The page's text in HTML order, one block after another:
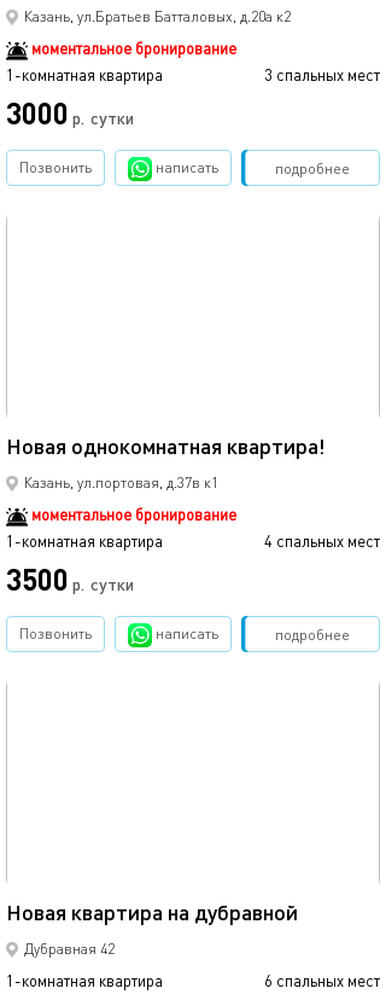
Казань, ул.Братьев Батталовых, д.20а к2
моментальное бронирование
1-комнатная квартира
3 спальных мест
3000 р. сутки
подробнее
Позвонить написать Забронировать
Новая однокомнатная квартира!
Казань, ул.портовая, д.37в к1
моментальное бронирование
1-комнатная квартира
4 спальных мест
3500 р. сутки
подробнее
Позвонить написать Забронировать
Новая квартира на дубравной
Дубравная 42
1-комнатная квартира 6 спальных мест